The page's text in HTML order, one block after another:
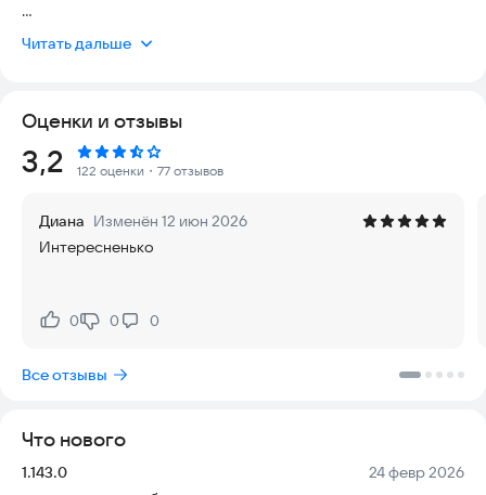
потому что звездой можешь стать именно ты!!
Крутейшая новая сеть Лайв - это про жизнь. Истории жизни
людей, просто снимай свои будни и получай много
подписчиков!
А теперь главные фишки, которые мы уверены приведут тебя
в восторг!
Теперь со сторис можно набрать миллионы подписчиков!
Сторис участвуют в общей ленте подписчиков. Ты в шоке?
день при загрузке у тебя создается новый сторис день. И
здесь есть секрет! Первый 15 секундный отрезок, лучше
сделать максимально интересным для твоей аудитории,
Читать дальше
Оценки и отзывы
Рейтинг:
3,2 122 оценки ・77 отзывов
Диана Изменён 12 июн 2026
Интересненько
Нравится:
0Не нравится:
0 0
Все отзывы
Что нового
Версия:
1.143.0 Дата:
24 февр 2026